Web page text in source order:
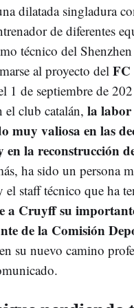
dilatada singladura
de diferentes
técnico del
al proyecto del FC
1 de septiembre de
el club catalán, la
muy valiosa en las
en la reconstrucción
ha sido un persona
el staff técnico que ha
a Cruyff su
de la Comisión
su nuevo camino